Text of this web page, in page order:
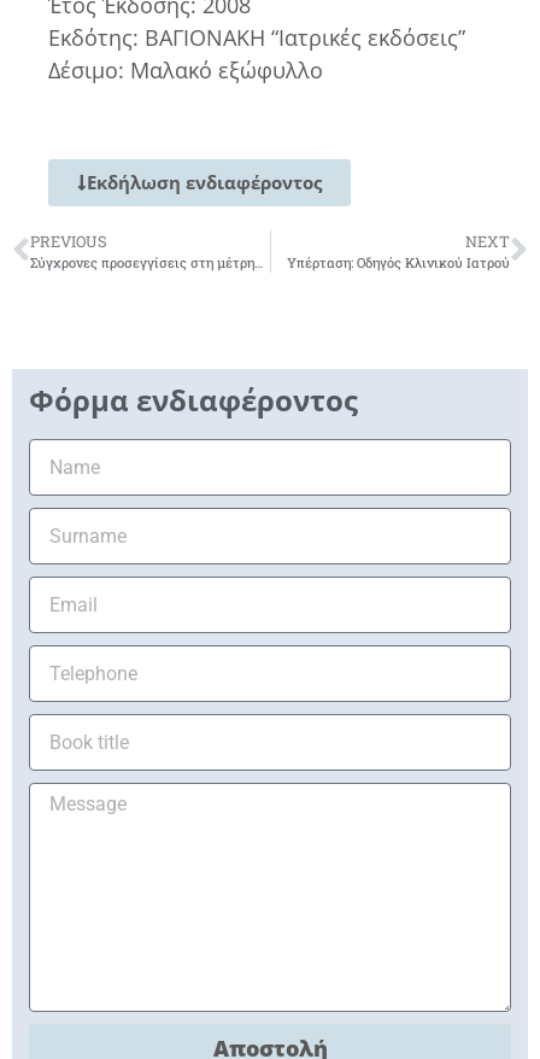
Εκδότης: ΒΑΓΙΟΝΑΚΗ “Ιατρικές εκδόσεις”
Δέσιμο: Μαλακό εξώφυλλο
Εκδήλωση ενδιαφέροντος
PREVIOUS NEXT
Υπέρταση: Οδηγός Κλινικού Ιατρού
Φόρμα ενδιαφέροντος
Αποστολή